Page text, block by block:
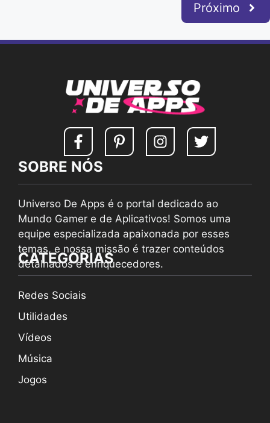
Próximo
SOBRE NÓS
Universo De Apps é o portal dedicado ao
Mundo Gamer e de Aplicativos! Somos uma
equipe especializada apaixonada por esses
temas, e nossa missão é trazer conteúdos
detalhados e enriquecedores.
CATEGORIAS
Redes Sociais
Utilidades
Vídeos
Música
Jogos